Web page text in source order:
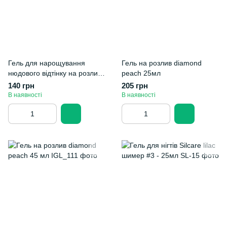
Гель для нарощування
нюдового відтінку на розлив
"diamond peach" 15 мл
140 грн
В наявності
Гель на розлив diamond
peach 25мл
205 грн
В наявності